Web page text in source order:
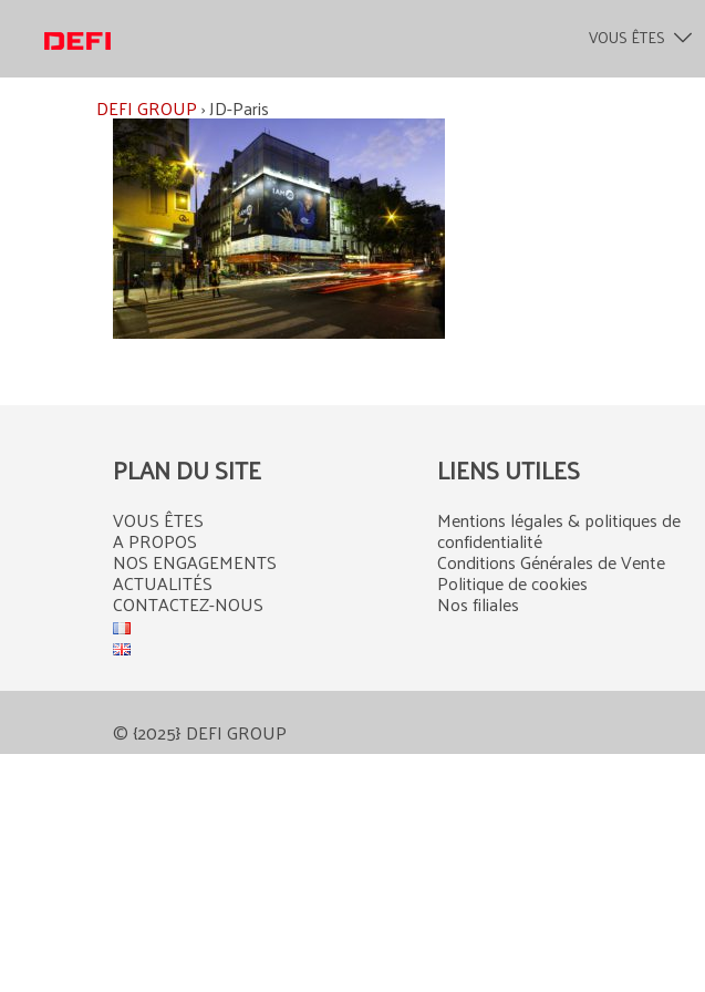
contenu VOUS ÊTES
DEFI GROUP›JD-Paris
PLAN DU SITE
VOUS ÊTES
A PROPOS
NOS ENGAGEMENTS
ACTUALITÉS
CONTACTEZ-NOUS
LIENS UTILES
Mentions légales & politiques de
confidentialité
Conditions Générales de Vente
Politique de cookies
Nos filiales
© {2025} DEFI GROUP